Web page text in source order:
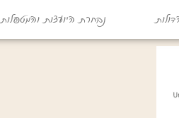
נבחרת היועצות והמטפלות